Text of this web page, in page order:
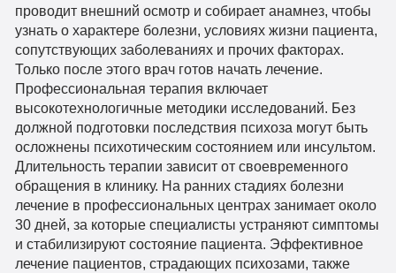
проводит внешний осмотр и собирает анамнез, чтобы
узнать о характере болезни, условиях жизни пациента,
сопутствующих заболеваниях и прочих факторах.
Только после этого врач готов начать лечение.
Профессиональная терапия включает
высокотехнологичные методики исследований. Без
должной подготовки последствия психоза могут быть
осложнены психотическим состоянием или инсультом.
Длительность терапии зависит от своевременного
обращения в клинику. На ранних стадиях болезни
лечение в профессиональных центрах занимает около
30 дней, за которые специалисты устраняют симптомы
и стабилизируют состояние пациента. Эффективное
лечение пациентов, страдающих психозами, также